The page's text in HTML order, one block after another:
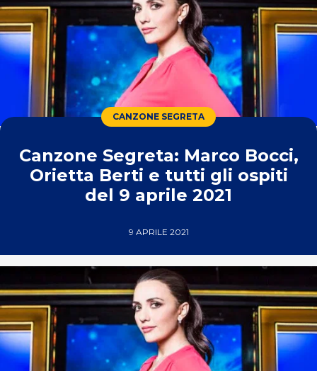
CANZONE SEGRETA
Canzone Segreta: Marco Bocci,
Orietta Berti e tutti gli ospiti
del 9 aprile 2021
9 APRILE 2021